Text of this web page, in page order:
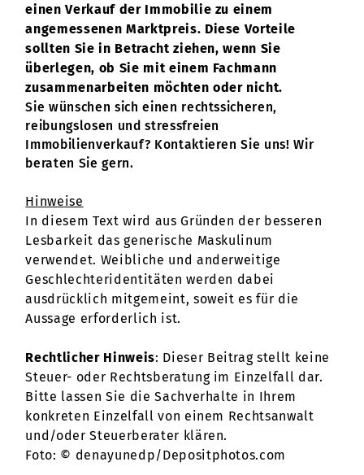
einen Verkauf der Immobilie zu einem
angemessenen Marktpreis. Diese Vorteile
sollten Sie in Betracht ziehen, wenn Sie
überlegen, ob Sie mit einem Fachmann
zusammenarbeiten möchten oder nicht.
Sie wünschen sich einen rechtssicheren,
reibungslosen und stressfreien
Immobilienverkauf? Kontaktieren Sie uns! Wir
beraten Sie gern.
Hinweise
In diesem Text wird aus Gründen der besseren
Lesbarkeit das generische Maskulinum
verwendet. Weibliche und anderweitige
Geschlechteridentitäten werden dabei
ausdrücklich mitgemeint, soweit es für die
Aussage erforderlich ist.
Rechtlicher Hinweis: Dieser Beitrag stellt keine
Steuer- oder Rechtsberatung im Einzelfall dar.
Bitte lassen Sie die Sachverhalte in Ihrem
konkreten Einzelfall von einem Rechtsanwalt
und/oder Steuerberater klären.
Foto: © denayunedp/Depositphotos.com